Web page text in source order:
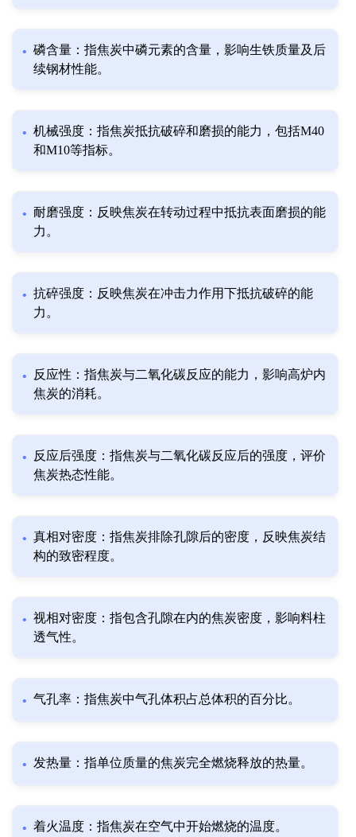
磷含量：指焦炭中磷元素的含量，影响生铁质量及后
续钢材性能。
机械强度：指焦炭抵抗破碎和磨损的能力，包括M40
和M10等指标。
耐磨强度：反映焦炭在转动过程中抵抗表面磨损的能
力。
抗碎强度：反映焦炭在冲击力作用下抵抗破碎的能
力。
反应性：指焦炭与二氧化碳反应的能力，影响高炉内
焦炭的消耗。
反应后强度：指焦炭与二氧化碳反应后的强度，评价
焦炭热态性能。
真相对密度：指焦炭排除孔隙后的密度，反映焦炭结
构的致密程度。
视相对密度：指包含孔隙在内的焦炭密度，影响料柱
透气性。
气孔率：指焦炭中气孔体积占总体积的百分比。
发热量：指单位质量的焦炭完全燃烧释放的热量。
着火温度：指焦炭在空气中开始燃烧的温度。